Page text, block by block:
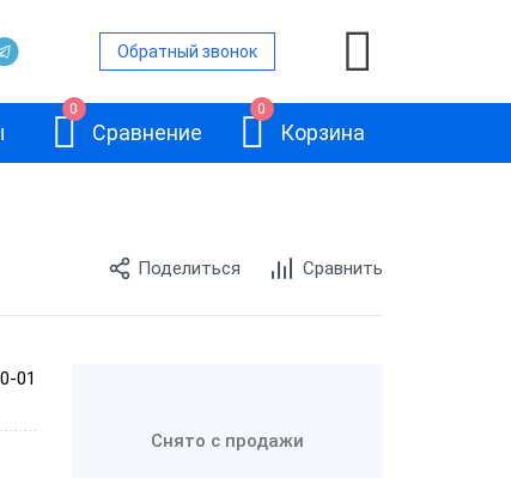
Обратный звонок
0
Сравнение
0
Корзина
Поделиться Сравнить
01
Снято с продажи